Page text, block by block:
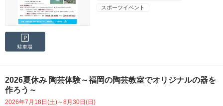
スポーツイベント
駐車場
2026夏休み 陶芸体験～福岡の陶芸教室でオリジナルの器を
作ろう～
2026年7月18日(土)～8月30日(日)